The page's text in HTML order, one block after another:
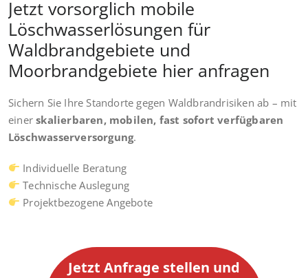
Jetzt vorsorglich mobile
Löschwasserlösungen für
Waldbrandgebiete und
Moorbrandgebiete hier anfragen
Sichern Sie Ihre Standorte gegen Waldbrandrisiken ab – mit
einerskalierbaren, mobilen, fast sofort verfügbaren
Löschwasserversorgung.
Individuelle Beratung
Technische Auslegung
Projektbezogene Angebote
Jetzt Anfrage stellen und